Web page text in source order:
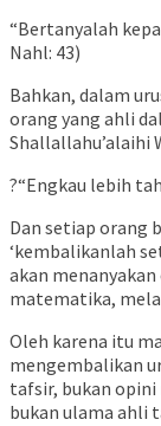
“Bertanyalah
Nahl: 43)
Bahkan, dalam
orang yang ahli
Shallallahu’alaihi
?“Engkau lebih
Dan setiap orang
‘kembalikanlah
akan
matematika,
Oleh karena itu
mengembalikan
tafsir, bukan
bukan ulama ahli